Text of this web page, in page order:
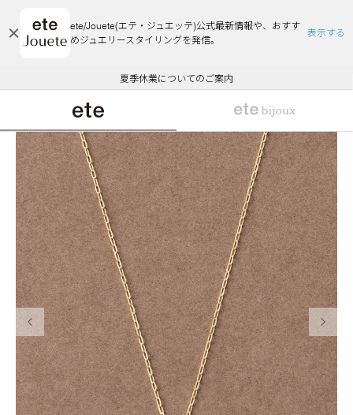
ete/Jouete(エテ・ジュエッテ)公式最新情報や、おすす
めジュエリースタイリングを発信。
表示する
エコラッピング及びエコポイント付与のご案内
ご注文いただいたお品物のお届け状況について
夏季休業についてのご案内
WEB Limited Items >>
採用のご案内
悪質な偽サイトにご注意ください
エコラッピング及びエコポイント付与のご案内
ご注文いただいたお品物のお届け状況について
前の画像